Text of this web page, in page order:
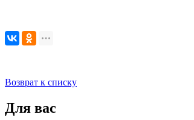
Возврат к списку
Для вас